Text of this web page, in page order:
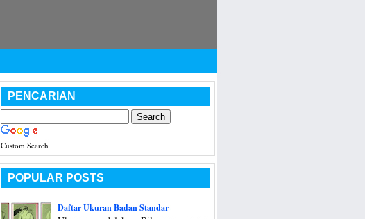
PENCARIAN
Custom Search
POPULAR POSTS
Daftar Ukuran Badan Standar